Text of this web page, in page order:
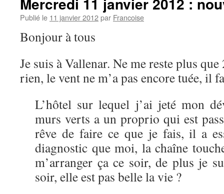
Publié le 11 janvier 2012par Francoise
Bonjour à tous
Je suis à Vallenar. Ne me reste plus
rien, le vent ne m’a pas encore tuée, il
L’hôtel sur lequel j’ai jeté mon
murs verts a un proprio qui est
rêve de faire ce que je fais, il a
diagnostic que moi, la chaîne
m’arranger ça ce soir, de plus je
soir, elle est pas belle la vie ?